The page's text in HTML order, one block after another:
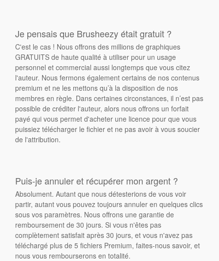
Je pensais que Brusheezy était gratuit ?
C'est le cas ! Nous offrons des millions de graphiques
GRATUITS de haute qualité à utiliser pour un usage
personnel et commercial aussi longtemps que vous citez
l'auteur. Nous fermons également certains de nos contenus
premium et ne les mettons qu’à la disposition de nos
membres en règle. Dans certaines circonstances, il n’est pas
possible de créditer l'auteur, alors nous offrons un forfait
payé qui vous permet d'acheter une licence pour que vous
puissiez télécharger le fichier et ne pas avoir à vous soucier
de l'attribution.
Puis-je annuler et récupérer mon argent ?
Absolument. Autant que nous détesterions de vous voir
partir, autant vous pouvez toujours annuler en quelques clics
sous vos paramètres. Nous offrons une garantie de
remboursement de 30 jours. Si vous n'êtes pas
complètement satisfait après 30 jours, et vous n'avez pas
téléchargé plus de 5 fichiers Premium, faites-nous savoir, et
nous vous rembourserons en totalité.